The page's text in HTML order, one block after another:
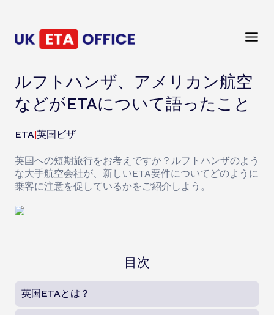
ルフトハンザ、アメリカン航空
などがETAについて語ったこと
ETA|英国ビザ
英国への短期旅行をお考えですか？ルフトハンザのよう
な大手航空会社が、新しいETA要件についてどのように
乗客に注意を促しているかをご紹介しよう。
目次
英国ETAとは？